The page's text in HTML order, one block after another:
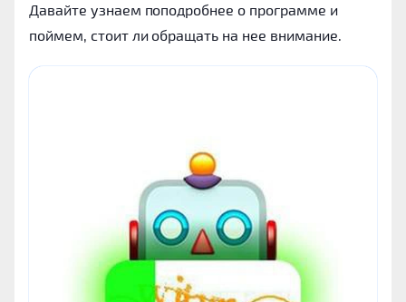
Давайте узнаем поподробнее о программе и
поймем, стоит ли обращать на нее внимание.